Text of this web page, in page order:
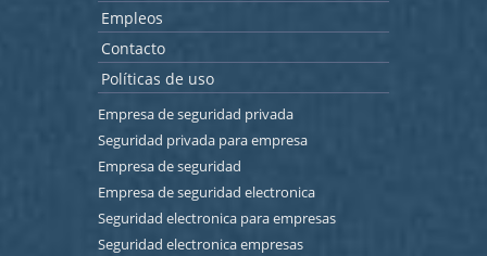
Empleos
Contacto
Políticas de uso
Empresa de seguridad privada
Seguridad privada para empresa
Empresa de seguridad
Empresa de seguridad electronica
Seguridad electronica para empresas
Seguridad electronica empresas